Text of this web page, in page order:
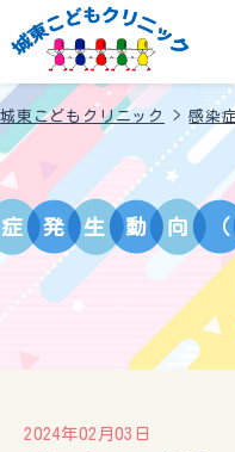
城東こどもクリニック >感染
症 発 生 動 向 （
2024年02月03日